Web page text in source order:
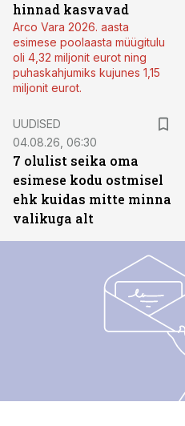
hinnad kasvavad
Arco Vara 2026. aasta
esimese poolaasta müügitulu
oli 4,32 miljonit eurot ning
puhaskahjumiks kujunes 1,15
miljonit eurot.
UUDISED
04.08.26, 06:30
7 olulist seika oma
esimese kodu ostmisel
ehk kuidas mitte minna
valikuga alt